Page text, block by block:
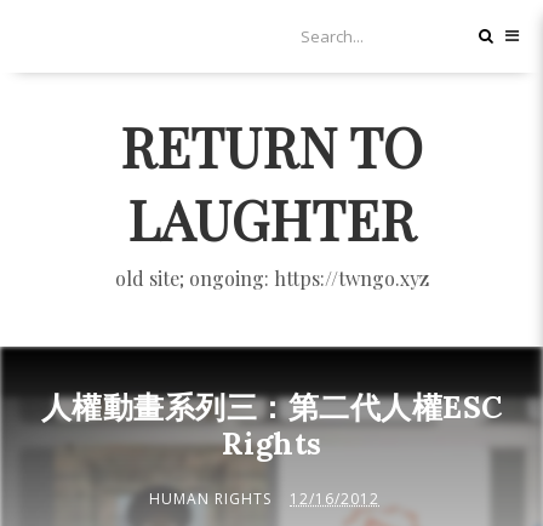
RETURN TO
LAUGHTER
old site; ongoing: https://twngo.xyz
人權動畫系列三：第二代人權ESC
Rights
HUMAN RIGHTS 12/16/2012